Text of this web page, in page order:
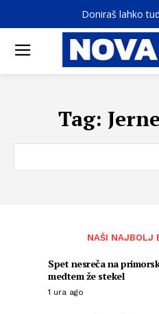
Doniraš lahko
Tag:
NAŠI NAJBOLJ
Spet nesreča na
medtem že stekel
1 ura ago